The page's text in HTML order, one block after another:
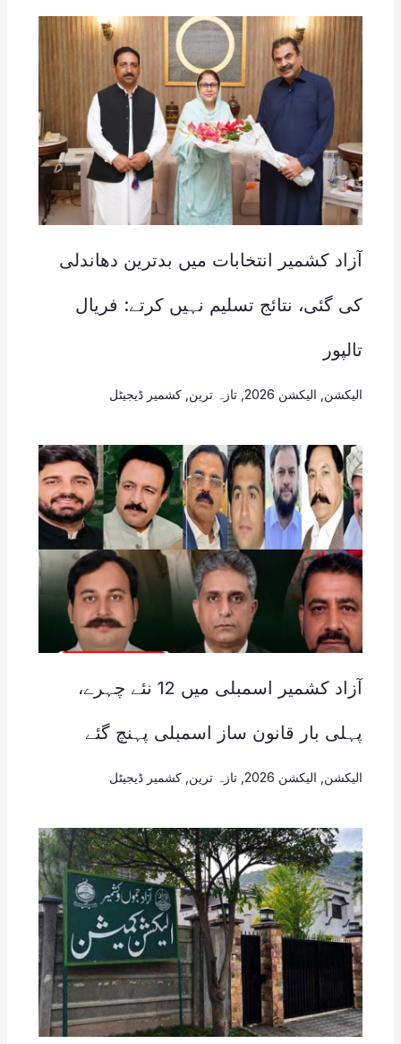
آزاد کشمیر انتخابات میں بدترین دھاندلی
کی گئی، نتائج تسلیم نہیں کرتے: فریال
تالپور
الیکشن الیکشن 2026 , تازہ ترین کشمیر ڈیجیٹل
آزاد کشمیر اسمبلی میں 12 نئے چہرے،
پہلی بار قانون ساز اسمبلی پہنچ گئے
الیکشن الیکشن 2026 , تازہ ترین کشمیر ڈیجیٹل